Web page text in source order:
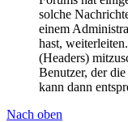
solche
einem
hast,
(Headers)
Benutzer, der
kann dann
Nach oben